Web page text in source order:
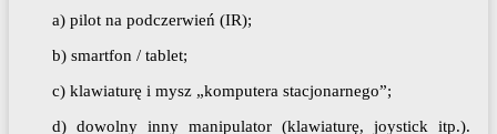
a) pilot na podczerwień (IR);
b) smartfon / tablet;
c) klawiaturę i mysz „komputera stacjonarnego”;
d) dowolny inny manipulator (klawiaturę, joystick itp.).